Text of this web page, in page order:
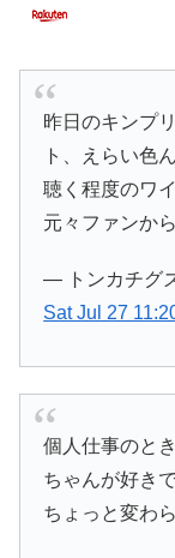
昨日のキンプ
ト、えらい色
聴く程度のワ
元々ファンか
— トンカチグ
Sat Jul 27
個人仕事のと
ちゃんが好き
ちょっと変わ